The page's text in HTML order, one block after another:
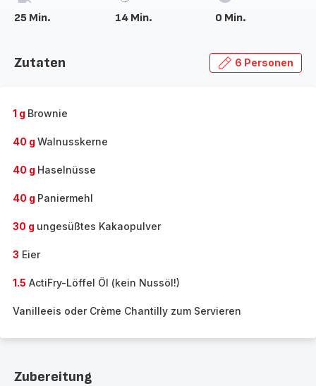
25 Min. 14 Min. 0 Min.
Zutaten 6 Personen
1 g Brownie
40 g Walnusskerne
40 g Haselnüsse
40 g Paniermehl
30 g ungesüßtes Kakaopulver
3 Eier
1.5 ActiFry-Löffel Öl (kein Nussöl!)
Vanilleeis oder Crème Chantilly zum Servieren
Zubereitung